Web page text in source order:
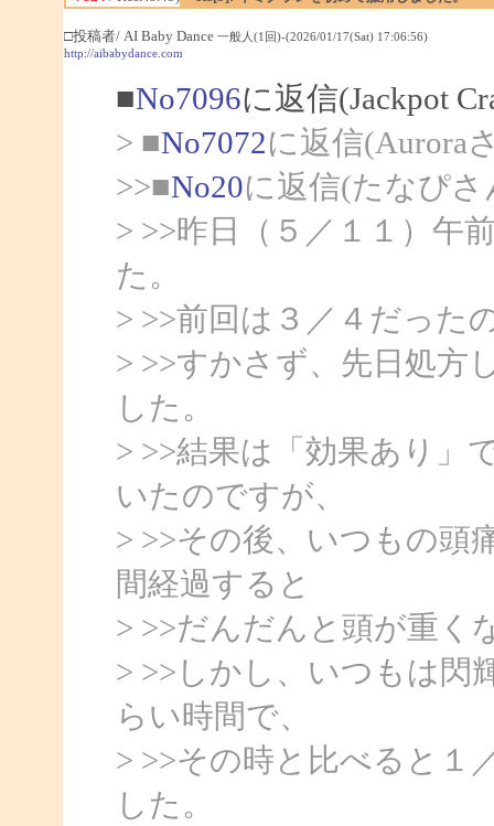
□投稿者/ AI Baby Dance 一般人(1回)-(2026/01/17(Sat) 17:06:56)
http://aibabydance.com
■No7096に返信(Jackpot
> ■No7072に返信(Aurora
>>■No20に返信(たなぴさ
> >>昨日（５／１１）午
た。
> >>前回は３／４だった
> >>すかさず、先日処方
した。
> >>結果は「効果あり」
いたのですが、
> >>その後、いつもの頭
間経過すると
> >>だんだんと頭が重く
> >>しかし、いつもは閃
らい時間で、
> >>その時と比べると１
した。